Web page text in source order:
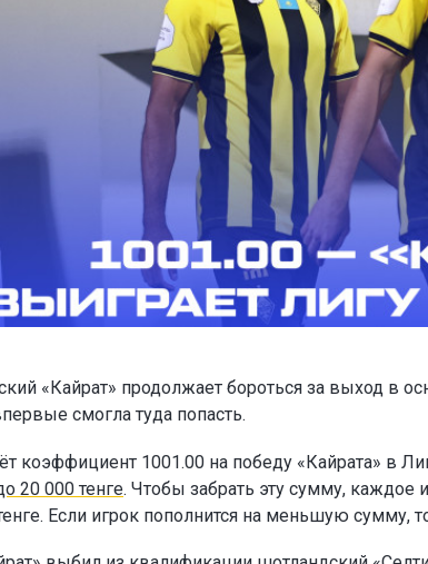
«Кайрат» продолжает бороться за выход в
смогла туда попасть.
коэффициент 1001.00 на победу «Кайрата» в
20 000 тенге. Чтобы забрать эту сумму,
Если игрок пополнится на меньшую сумму,